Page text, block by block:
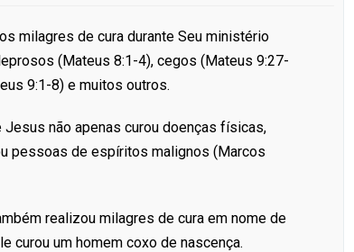
milagres de cura durante Seu ministério
(Mateus 8:1-4), cegos (Mateus 9:27-
9:1-8) e muitos outros.
Jesus não apenas curou doenças físicas,
pessoas de espíritos malignos (Marcos
realizou milagres de cura em nome de
curou um homem coxo de nascença.